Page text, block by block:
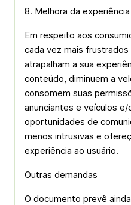
8. Melhora da
Em respeito aos
cada vez mais frustrados
atrapalham a sua
conteúdo, diminuem a
consomem suas
anunciantes e veículos
oportunidades de
menos intrusivas e
experiência ao usuário.
Outras demandas
O documento prevê